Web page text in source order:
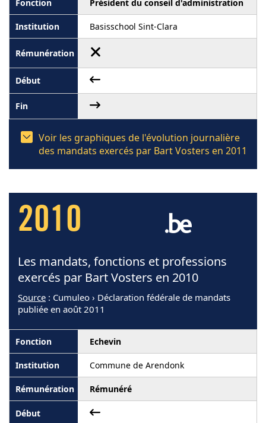
Président du conseil d'administration
Basisschool Sint-Clara
Voir les graphiques de l'évolution journalière
des mandats exercés par Bart Vosters en 2011
2010
Les mandats, fonctions et professions
exercés par Bart Vosters en 2010
Source : Cumuleo › Déclaration fédérale de mandats
publiée en août 2011
Echevin
Commune de Arendonk
Rémunéré